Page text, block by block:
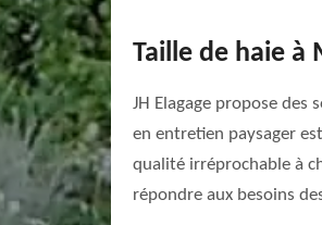
Taille de haie à
JH Elagage propose
en entretien paysager
qualité irréprochable à
répondre aux besoins